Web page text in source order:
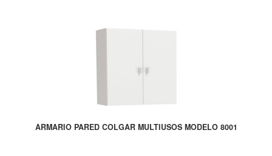
ARMARIO PARED COLGAR MULTIUSOS MODELO 8001